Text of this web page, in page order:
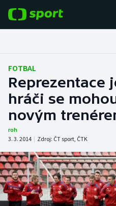
Fotbal
Hokej
Tenis
Atletika
Cyklistika
DALŠÍ SPORTY
FOTBAL
Reprezentace
hráči se
novým
roh
3. 3. 2014 | Zdroj: ČT sport, ČTK